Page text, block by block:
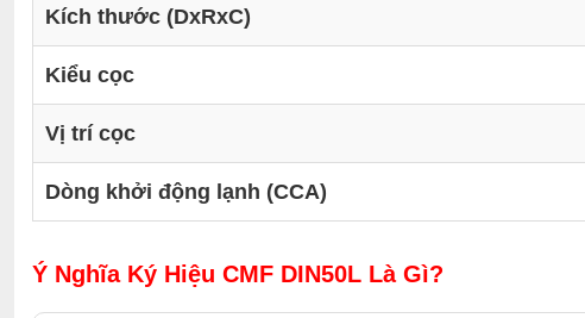
Kích thước (DxRxC)
Kiểu cọc
Vị trí cọc
Dòng khởi động lạnh (CCA)
Ý Nghĩa Ký Hiệu CMF DIN50L Là Gì?